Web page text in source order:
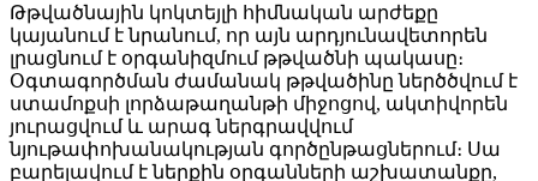
Թթվածնային կոկտեյլի հիմնական արժեքը
կայանում է նրանում, որ այն արդյունավետորեն
լրացնում է օրգանիզմում թթվածնի պակասը։
Օգտագործման ժամանակ թթվածինը ներծծվում է
ստամոքսի լորձաթաղանթի միջոցով, ակտիվորեն
յուրացվում և արագ ներգրավվում
նյութափոխանակության գործընթացներում։ Սա
բարելավում է ներքին օրգանների աշխատանքը,